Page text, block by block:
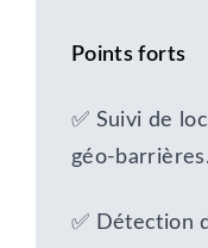
Points forts
✅ Suivi de
géo-barrières.
✅ Détection